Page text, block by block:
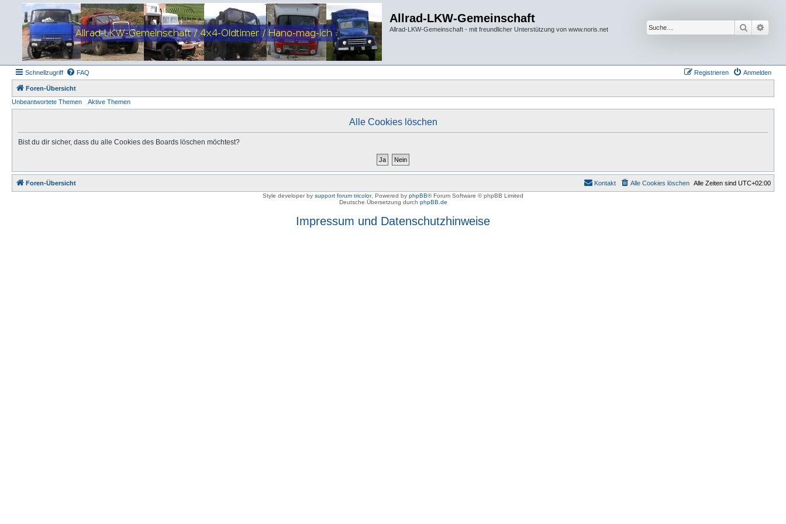
Allrad-LKW-Gemeinschaft
Allrad-LKW-Gemeinschaft - mit freundlicher Unterstützung von www.noris.net Suche
Schnellzugriff FAQ Anmelden
Registrieren
Foren-Übersicht
Unbeantwortete Themen
Aktive Themen
Alle Cookies löschen
Bist du dir sicher, dass du alle Cookies des Boards löschen möchtest?
Foren-Übersicht Alle Zeiten sind UTC+02:00
Alle Cookies löschen
Kontakt
Style developer by support forum tricolor, Powered by phpBB® Forum Software © phpBB Limited
Deutsche Übersetzung durch phpBB.de
Impressum und Datenschutzhinweise